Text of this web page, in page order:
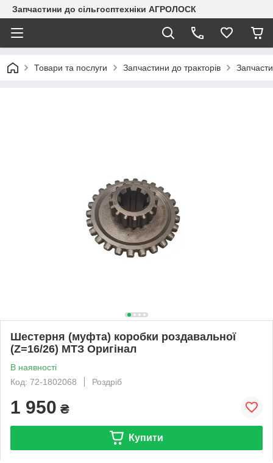
Запчастини до сільгосптехніки АГРОЛОСК
Товари та послуги Запчастини до тракторів
Шестерня (муфта) коробки роздавальної
(Z=16/26) МТЗ Оригінал
В наявності
Код: 72-1802068
Роздріб
1 950 ₴
Купити